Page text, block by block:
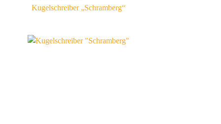
Kugelschreiber „Schramberg“